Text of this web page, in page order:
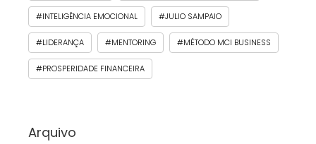
#INTELIGÊNCIA EMOCIONAL #JULIO SAMPAIO
#LIDERANÇA #MENTORING #MÉTODO MCI BUSINESS
#PROSPERIDADE FINANCEIRA
Arquivo